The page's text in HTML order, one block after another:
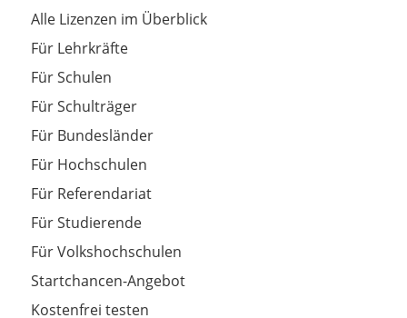
Alle Lizenzen im Überblick
Für Lehrkräfte
Für Schulen
Für Schulträger
Für Bundesländer
Für Hochschulen
Für Referendariat
Für Studierende
Für Volkshochschulen
Startchancen-Angebot
Kostenfrei testen